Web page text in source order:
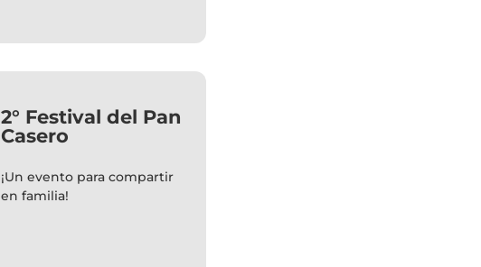
2° Festival del Pan
Casero
¡Un evento para compartir
en familia!